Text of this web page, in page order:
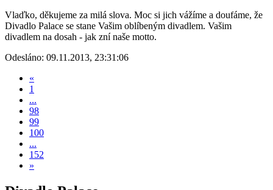
Vlaďko, děkujeme za milá slova. Moc si jich vážíme a doufáme, že
Divadlo Palace se stane Vašim oblíbeným divadlem. Vašim
divadlem na dosah - jak zní naše motto.
Odesláno: 09.11.2013, 23:31:06
«
1
...
98
99
100
...
152
»